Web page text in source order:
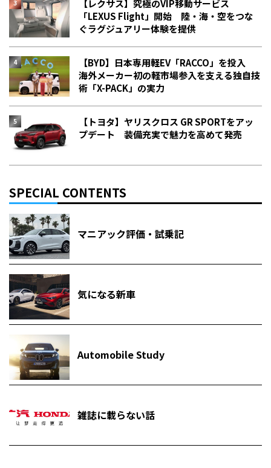
【レクサス】究極のVIP移動サービス
「LEXUS Flight」開始 陸・海・空をつな
ぐラグジュアリー体験を提供
【BYD】日本専用軽EV「RACCO」を投入
海外メーカー初の軽市場参入を支える独自技
術「X-PACK」の実力
【トヨタ】ヤリスクロス GR SPORTをアッ
プデート 装備充実で魅力を高めて発売
SPECIAL CONTENTS
マニアック評価・試乗記
気になる新車
Automobile Study
雑誌に載らない話